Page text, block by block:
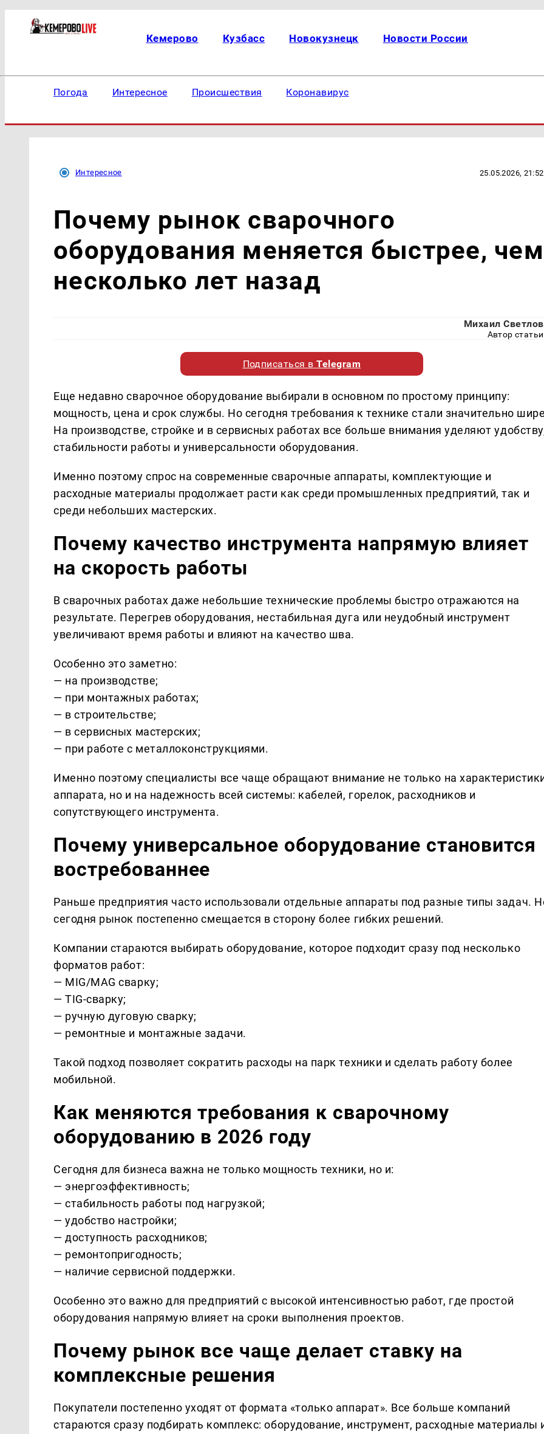
Кемерово Кузбасс Новокузнецк Новости России
Погода Интересное Происшествия Коронавирус
Интересное 25.05.2026, 21:52
Почему рынок сварочного
оборудования меняется быстрее, чем
несколько лет назад
Михаил Светлов
Автор статьи
Подписаться вTelegram
Еще недавно сварочное оборудование выбирали в основном по простому принципу:
мощность, цена и срок службы. Но сегодня требования к технике стали значительно
На производстве, стройке и в сервисных работах все больше внимания уделяют
стабильности работы и универсальности оборудования.
Именно поэтому спрос на современные сварочные аппараты, комплектующие и
расходные материалы продолжает расти как среди промышленных предприятий, так и
среди небольших мастерских.
Почему качество инструмента напрямую влияет
на скорость работы
В сварочных работах даже небольшие технические проблемы быстро отражаются на
результате. Перегрев оборудования, нестабильная дуга или неудобный инструмент
увеличивают время работы и влияют на качество шва.
Особенно это заметно:
— на производстве;
— при монтажных работах;
— в строительстве;
— в сервисных мастерских;
— при работе с металлоконструкциями.
Именно поэтому специалисты все чаще обращают внимание не только на
аппарата, но и на надежность всей системы: кабелей, горелок, расходников и
сопутствующего инструмента.
Почему универсальное оборудование становится
востребованнее
Раньше предприятия часто использовали отдельные аппараты под разные типы задач.
сегодня рынок постепенно смещается в сторону более гибких решений.
Компании стараются выбирать оборудование, которое подходит сразу под несколько
форматов работ:
— MIG/MAG сварку;
— TIG-сварку;
— ручную дуговую сварку;
— ремонтные и монтажные задачи.
Такой подход позволяет сократить расходы на парк техники и сделать работу более
мобильной.
Как меняются требования к сварочному
оборудованию в 2026 году
Сегодня для бизнеса важна не только мощность техники, но и:
— энергоэффективность;
— стабильность работы под нагрузкой;
— удобство настройки;
— доступность расходников;
— ремонтопригодность;
— наличие сервисной поддержки.
Особенно это важно для предприятий с высокой интенсивностью работ, где простой
оборудования напрямую влияет на сроки выполнения проектов.
Почему рынок все чаще делает ставку на
комплексные решения
Покупатели постепенно уходят от формата «только аппарат». Все больше компаний
стараются сразу подбирать комплекс: оборудование, инструмент, расходные материалы